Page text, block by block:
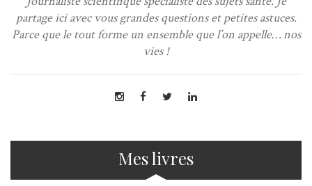
partage ici avec vous grandes questions et petites astuces.
Parce que le tout forme un ensemble que l’on appelle… nos
vies !
Mes livres